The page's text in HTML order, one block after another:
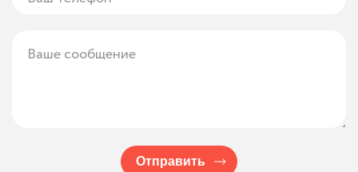
Отправить